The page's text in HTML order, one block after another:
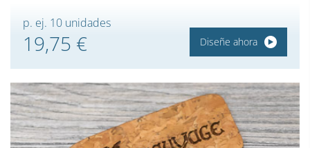
p. ej. 10 unidades
19,75 € Diseñe ahora